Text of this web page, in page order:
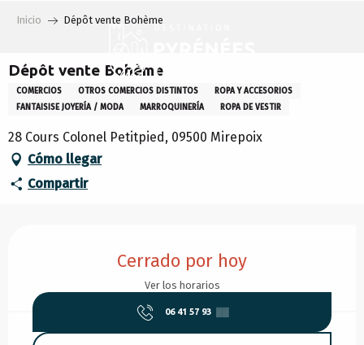
principal
Inicio Dépôt vente Bohème
Dépôt vente Bohème
COMERCIOS OTROS COMERCIOS DISTINTOS
ROPA Y ACCESORIOS
FANTAISISE JOYERÍA / MODA
MARROQUINERÍA ROPA DE VESTIR
28 Cours Colonel Petitpied, 09500 Mirepoix
Cómo llegar
Compartir
Cerrado por hoy
Ver los horarios
06 41 57 93 ▒▒